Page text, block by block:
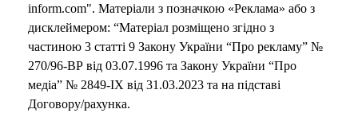
inform.com". Матеріали з позначкою «Реклама» або з
дисклеймером: “Матеріал розміщено згідно з
частиною 3 статті 9 Закону України “Про рекламу” №
270/96-ВР від 03.07.1996 та Закону України “Про
медіа” № 2849-IX від 31.03.2023 та на підставі
Договору/рахунка.